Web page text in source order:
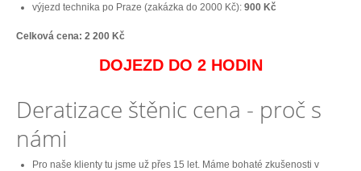
výjezd technika po Praze (zakázka do 2000 Kč): 900 Kč
Celková cena: 2 200 Kč
DOJEZD DO 2 HODIN
Deratizace štěnic cena - proč s
námi
Pro naše klienty tu jsme už přes 15 let. Máme bohaté zkušenosti v